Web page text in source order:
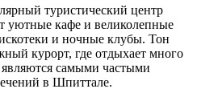
туристический центр
уютные кафе и великолепные
и ночные клубы. Тон
курорт, где отдыхает много
самыми частыми
в Шпиттале.